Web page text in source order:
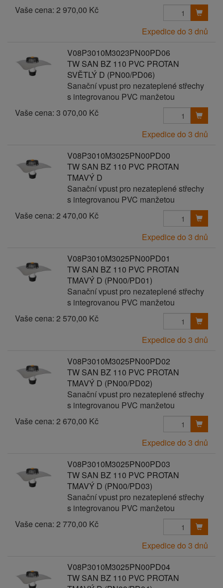
Vaše cena: 2 970,00 Kč
Expedice do 3 dnů
V08P3010M3023PN00PD06
TW SAN BZ 110 PVC PROTAN
SVĚTLÝ D (PN00/PD06)
Sanační vpust pro nezateplené střechy
s integrovanou PVC manžetou
Vaše cena: 3 070,00 Kč
Expedice do 3 dnů
V08P3010M3025PN00PD00
TW SAN BZ 110 PVC PROTAN
TMAVÝ D
Sanační vpust pro nezateplené střechy
s integrovanou PVC manžetou
Vaše cena: 2 470,00 Kč
Expedice do 3 dnů
V08P3010M3025PN00PD01
TW SAN BZ 110 PVC PROTAN
TMAVÝ D (PN00/PD01)
Sanační vpust pro nezateplené střechy
s integrovanou PVC manžetou
Vaše cena: 2 570,00 Kč
Expedice do 3 dnů
V08P3010M3025PN00PD02
TW SAN BZ 110 PVC PROTAN
TMAVÝ D (PN00/PD02)
Sanační vpust pro nezateplené střechy
s integrovanou PVC manžetou
Vaše cena: 2 670,00 Kč
Expedice do 3 dnů
V08P3010M3025PN00PD03
TW SAN BZ 110 PVC PROTAN
TMAVÝ D (PN00/PD03)
Sanační vpust pro nezateplené střechy
s integrovanou PVC manžetou
Vaše cena: 2 770,00 Kč
Expedice do 3 dnů
V08P3010M3025PN00PD04
TW SAN BZ 110 PVC PROTAN